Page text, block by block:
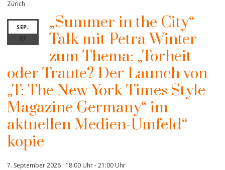
Zürich
SEP.
07
„Summer in the City“
Talk mit Petra Winter
zum Thema: „Torheit
oder Traute? Der Launch von
„T: The New York Times Style
Magazine Germany“ im
aktuellen Medien-Umfeld“
kopie
7. September 2026 · 18:00 Uhr-21:00 Uhr